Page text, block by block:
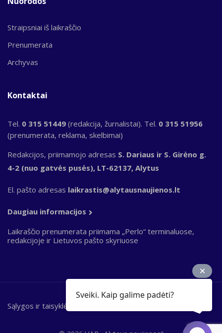
Straipsniai iš laikraščio
Prenumerata
Archyvas
Kontaktai
Tel. 0 315 51449 (redakcija, žurnalistai). Tel. 0 315 51956
(prenumerata, reklama, skelbimai)
Redakcijos, priimamojo adresas S. Dariaus ir S. Girėno g.
4-2 (nuo gatvės pusės), LT-62137, Alytus
El. pašto adresas laikrastis@alytausnaujienos.lt
Daugiau informacijos
Laikraščio prenumerata priimama „Perlo“ terminaluose,
redakcijoje ir Lietuvos pašto skyriuose
Bottom
Sąlygos ir taisyklės
Sveiki. Kaip galime padėti?